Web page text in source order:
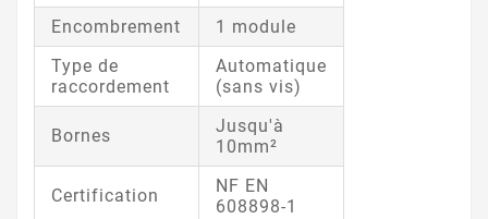
Encombrement
1 module
Type de
raccordement
Automatique
(sans vis)
Bornes
Jusqu'à
10mm²
Certification
NF EN
608898-1